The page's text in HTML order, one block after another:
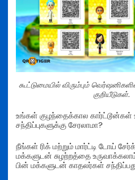
கூட்டுமையில் விரும்பும்
குறியீடுகள்.
உங்கள் குழந்தைக்கால கார்ட்டூன்கள்
சந்திப்புகளுக்கு சேரலாமா?
நீங்கள் ரிக் மற்றும் மார்ட்டி டோய்
மக்களுடன் சுழற்றத்தை
பின் மக்களுடன் காதலர்கள்